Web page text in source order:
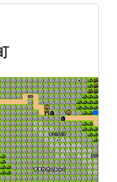
ばらくすると
出口を過ぎた